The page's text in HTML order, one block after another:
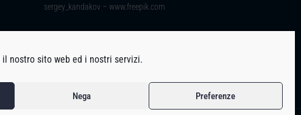
nostro sito web ed i nostri servizi.
Nega Preferenze
sergey_kandakov – www.freepik.com